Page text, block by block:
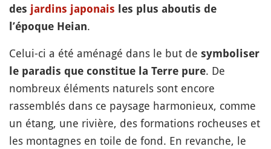
des jardins japonais les plus aboutis de
l’époque Heian.
Celui-ci a été aménagé dans le but de symboliser
le paradis que constitue la Terre pure. De
nombreux éléments naturels sont encore
rassemblés dans ce paysage harmonieux, comme
un étang, une rivière, des formations rocheuses et
les montagnes en toile de fond. En revanche, le